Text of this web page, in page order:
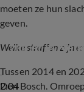
moeten ze hun
geven.
Welke straffen zijn
2:04
zijn er in
Tussen 2014 en
Den Bosch.